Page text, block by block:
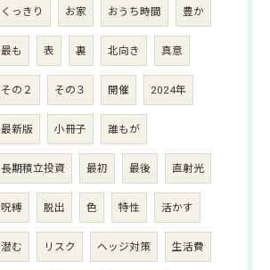
くっきり お家 おうち時間 豊か
最も 表 裏 北向き 真意
その２ その３ 開催 2024年
最新版 小冊子 誰もが
長期積立投資 最初 最後 直射光
呪縛 脱出 色 特性 活かす
潜む リスク ヘッジ対策 生活費